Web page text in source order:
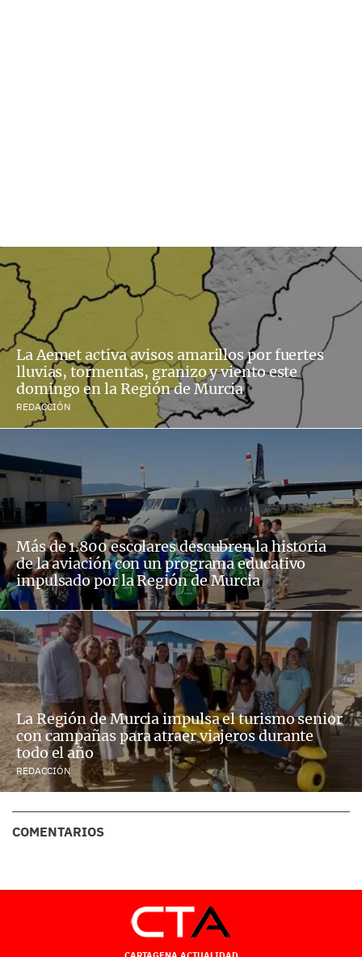
La Aemet activa avisos amarillos por fuertes
lluvias, tormentas, granizo y viento este
domingo en la Región de Murcia
REDACCIÓN
Más de 1.800 escolares descubren la historia
de la aviación con un programa educativo
impulsado por la Región de Murcia
La Región de Murcia impulsa el turismo senior
con campañas para atraer viajeros durante
todo el año
REDACCIÓN
COMENTARIOS